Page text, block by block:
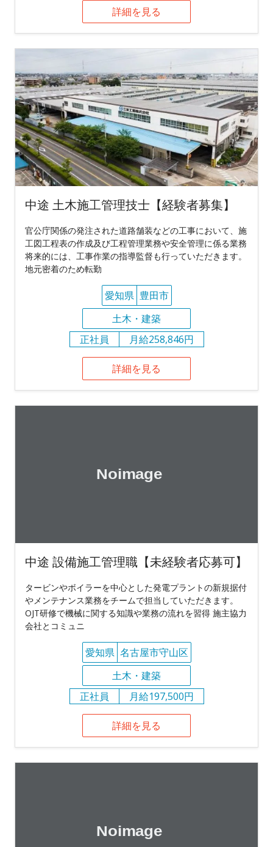
詳細を見る
中途 土木施工管理技士【経験者募集】
官公庁関係の発注された道路舗装などの工事において、施
工図工程表の作成及び工程管理業務や安全管理に係る業務
将来的には、工事作業の指導監督も行っていただきます。
地元密着のため転勤
愛知県 豊田市
土木・建築
正社員
月給258,846円
詳細を見る
中途 設備施工管理職【未経験者応募可】
タービンやボイラーを中心とした発電プラントの新規据付
やメンテナンス業務をチームで担当していただきます。
OJT研修で機械に関する知識や業務の流れを習得 施主協力
会社とコミュニ
愛知県 名古屋市守山区
土木・建築
正社員
月給197,500円
詳細を見る